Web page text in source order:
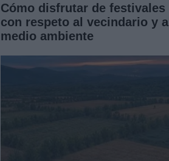
Cómo disfrutar de festivales
con respeto al vecindario y al
medio ambiente